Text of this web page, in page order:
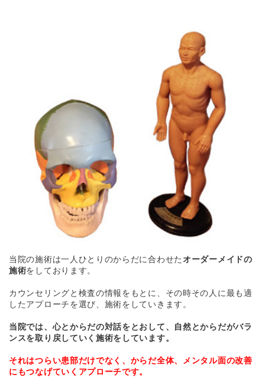
当院の施術は一人ひとりのからだに合わせたオーダーメイドの
施術をしております。
カウンセリングと検査の情報をもとに、その時その人に最も適
したアプローチを選び、施術をしていきます。
当院では、心とからだの対話をとおして、自然とからだがバラ
ンスを取り戻していく施術をしています。
それはつらい患部だけでなく、からだ全体、メンタル面の改善
にもつなげていくアプローチです。